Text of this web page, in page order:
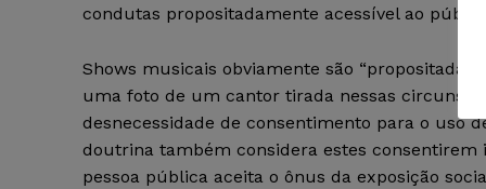
condutas propositadamente acessível ao
Shows musicais obviamente são
uma foto de um cantor tirada nessas
desnecessidade de consentimento para o uso
doutrina também considera estes consentirem
pessoa pública aceita o ônus da exposição